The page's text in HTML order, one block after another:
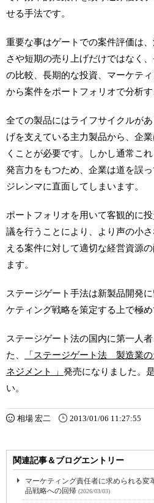
せる手法です。
重要な事はゲートでの案件評価は
さや短期の売り上げだけではなく
の比較、長期的な投資、マーケテ
から案件をポートフォリオで分析す
全ての製品にはライフサイクルが
げを支えている主力製品から、企
くことが必要です。しかし通常こ
発言力をもつため、企業は道を誤
ジレンマに直面してしまいます。
ポートフォリオを用いて客観的に
議を行うことにより、より声の小
える案件に対して適切な経営資源
ます。
ステージゲート手法は新製品開発
ケティング戦略を策定する上で極め
ステージゲート法の国内に第一人
た、
「ステージゲート法 製造業の
ネジメント
」 発売になりました。
い。
相場 宏二 2013/01/06 11:27:55
関連記事＆ブログエントリー
マーケティング責任者に求められる変
品戦略への回帰 (2026/03/03)